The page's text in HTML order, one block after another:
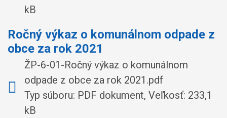
kB
Ročný výkaz o komunálnom odpade z
obce za rok 2021
ŽP-6-01-Ročný výkaz o komunálnom
odpade z obce za rok 2021.pdf
Typ súboru: PDF dokument, Veľkosť: 233,1
kB